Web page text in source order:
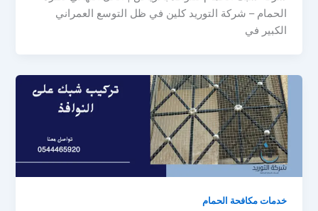
الحمام – شركة التوريد كلين في ظل التوسع العمراني
الكبير في
خدمات مكافحة الحمام